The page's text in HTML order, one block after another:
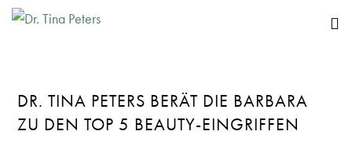
DR. TINA PETERS BERÄT DIE BARBARA
ZU DEN TOP 5 BEAUTY-EINGRIFFEN